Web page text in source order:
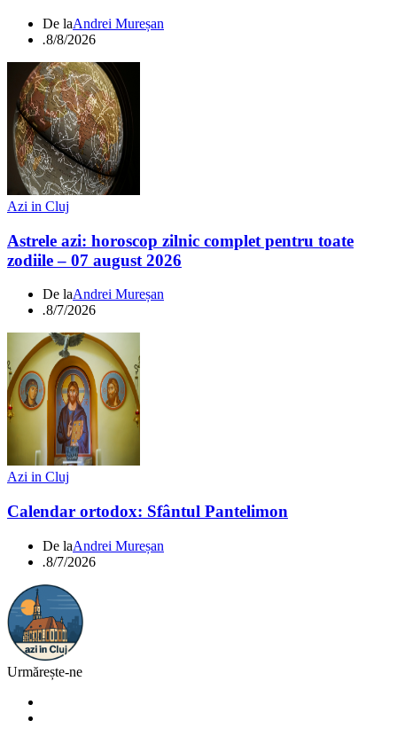
De laAndrei Mureșan
.8/8/2026
Azi in Cluj
Astrele azi: horoscop zilnic complet pentru toate
zodiile – 07 august 2026
De laAndrei Mureșan
.8/7/2026
Azi in Cluj
Calendar ortodox: Sfântul Pantelimon
De laAndrei Mureșan
.8/7/2026
Urmărește-ne